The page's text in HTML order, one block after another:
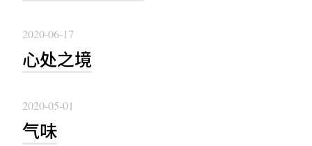
2020-06-17
心处之境
2020-05-01
气味